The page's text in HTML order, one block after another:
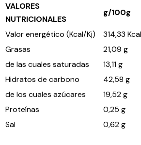
VALORES
NUTRICIONALES
g/100g
Valor energético (Kcal/Kj)
314,33
Grasas
21,09 g
de las cuales saturadas
13,11 g
Hidratos de carbono
42,58 g
de los cuales azúcares
19,52 g
Proteínas
0,25 g
Sal
0,62 g